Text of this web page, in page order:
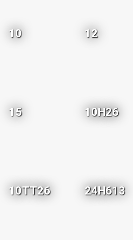
10 12
15 10H26
10TT26 24H613